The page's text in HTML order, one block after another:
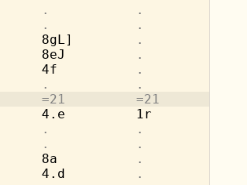
.           .
.           .           .
8gL]
.
8eJ
.           .
4f
.
.           .           .
=21         =21
4.e         1r
.           .
.           .
8a
.           .
4.d
.